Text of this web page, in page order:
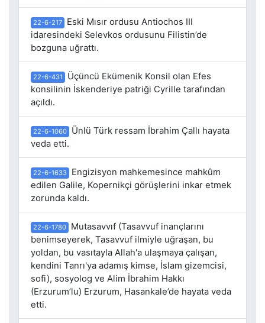
22-6-217
Eski Mısır ordusu Antiochos III
idaresindeki Selevkos ordusunu Filistin’de
bozguna uğrattı.
22-6-431
Üçüncü Ekümenik Konsil olan Efes
konsilinin İskenderiye patriği Cyrille tarafından
açıldı.
22-6-1060
Ünlü Türk ressam İbrahim Çallı hayata
veda etti.
22-6-1633
Engizisyon mahkemesince mahkûm
edilen Galile, Kopernikçi görüşlerini inkar etmek
zorunda kaldı.
22-6-1780
Mutasavvıf (Tasavvuf inançlarını
benimseyerek, Tasavvuf ilmiyle uğraşan, bu
yoldan, bu vasıtayla Allah'a ulaşmaya çalışan,
kendini Tanrı'ya adamış kimse, İslam gizemcisi,
sofi), sosyolog ve Alim İbrahim Hakkı
(Erzurum’lu) Erzurum, Hasankale’de hayata veda
etti.